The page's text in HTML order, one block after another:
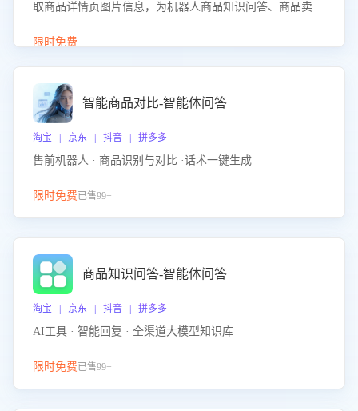
取商品详情页图片信息，为机器人商品知识问答、商品卖点
限时免费
智能商品对比-智能体问答
淘宝 | 京东 | 抖音 | 拼多多
售前机器人 · 商品识别与对比 ·话术一键生成
限时免费已售99+
商品知识问答-智能体问答
淘宝 | 京东 | 抖音 | 拼多多
AI工具 · 智能回复 · 全渠道大模型知识库
限时免费已售99+